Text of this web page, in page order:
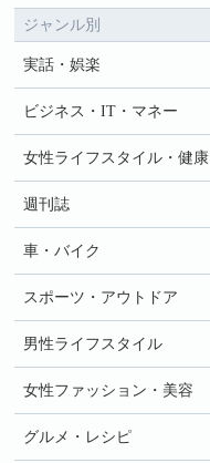
ジャンル別
実話・娯楽
ビジネス・IT・マネー
女性ライフスタイル・健康
週刊誌
車・バイク
スポーツ・アウトドア
男性ライフスタイル
女性ファッション・美容
グルメ・レシピ